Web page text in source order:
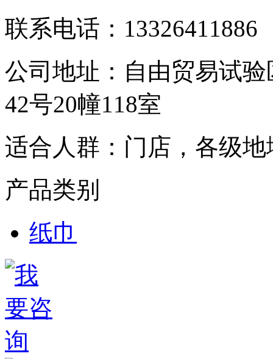
联系电话： 13326411886
公司地址： 自由贸易试
42号20幢118室
适合人群： 门店，各级
产品类别
纸巾